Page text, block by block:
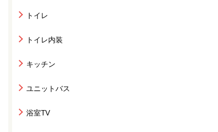
トイレ
トイレ内装
キッチン
ユニットバス
浴室TV